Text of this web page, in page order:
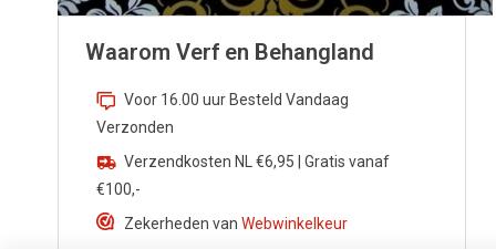
Waarom Verf en Behangland
Voor 16.00 uur Besteld Vandaag
Verzonden
Verzendkosten NL €6,95 | Gratis vanaf
€100,-
Zekerheden van Webwinkelkeur